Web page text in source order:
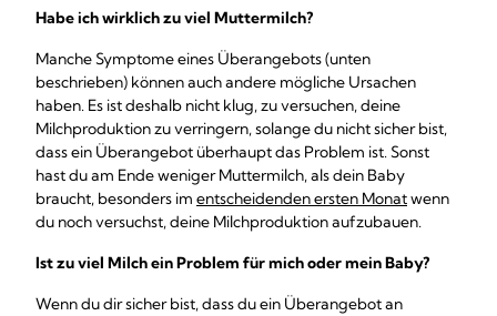
Habe ich wirklich zu viel Muttermilch?
Manche Symptome eines Überangebots (unten
beschrieben) können auch andere mögliche Ursachen
haben. Es ist deshalb nicht klug, zu versuchen, deine
Milchproduktion zu verringern, solange du nicht sicher bist,
dass ein Überangebot überhaupt das Problem ist. Sonst
hast du am Ende weniger Muttermilch, als dein Baby
braucht, besonders im entscheidenden ersten Monatwenn
du noch versuchst, deine Milchproduktion aufzubauen.
Ist zu viel Milch ein Problem für mich oder mein Baby?
Wenn du dir sicher bist, dass du ein Überangebot an